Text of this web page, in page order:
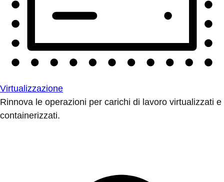
Virtualizzazione
Rinnova le operazioni per carichi di lavoro virtualizzati e
containerizzati.